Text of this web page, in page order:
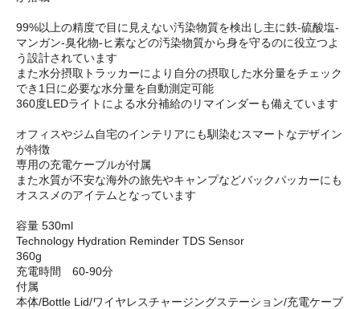
99%以上の精度で目に見えない汚染物質を検出し主に鉄-硫酸塩-
マンガン-臭化物-ヒ素などの汚染物質から身を守るのに役立つよ
う設計されています
また水分摂取トラッカーにより自分の摂取した水分量をチェック
でき1日に必要な水分量を自動測定可能
360度LEDライトによる水分補給のリマインダーも備えています
オフィスやジム自宅のインテリアにも馴染むスマートなデザイン
が特徴
専用の充電ケーブルが付属
また水質が不安な海外の旅先やキャンプなどバックパッカーにも
オススメのアイテムとなっています
容量 530ml
Technology Hydration Reminder TDS Sensor
360g
充電時間 60-90分
付属
本体/Bottle Lid/ワイヤレスチャージングステーション/充電ケーブ